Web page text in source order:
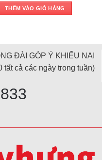
THÊM VÀO GIỎ HÀNG
ĐÀI GÓP Ý KHIẾU NẠI
tất cả các ngày trong tuần)